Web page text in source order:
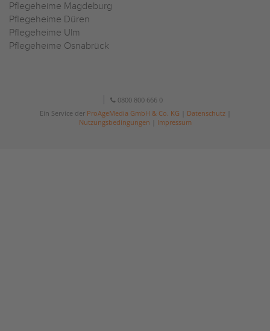
Pflegeheime Magdeburg
Pflegeheime Düren
Pflegeheime Ulm
Pflegeheime Osnabrück
0800 800 666 0
Ein Service der ProAgeMedia GmbH & Co. KG Datenschutz|
Nutzungsbedingungen
Impressum